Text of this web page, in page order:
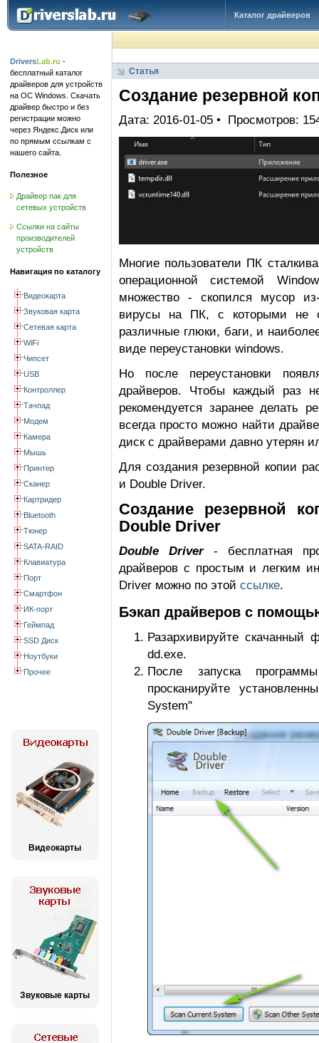
Каталог драйверов
DriversLab.ru -
бесплатный каталог
драйверов для устройств
на ОС Windows. Скачать
драйвер быстро и без
регистрации можно
через Яндекс.Диск или
по прямым ссылкам с
нашего сайта.
Полезное
Драйвер пак для
сетевых устройств
Ссылки на сайты
производителей
устройств
Навигация по каталогу
Видеокарта
Звуковая карта
Сетевая карта
WiFi
Чипсет
USB
Контроллер
Тачпад
Модем
Камера
Мышь
Принтер
Сканер
Картридер
Bluetooth
Тюнер
SATA-RAID
Клавиатура
Порт
Смартфон
ИК-порт
Геймпад
SSD Диск
Ноутбуки
Прочее
Видеокарты
Звуковые карты
Статья
Создание резервной
Дата: 2016-01-05 • Просмотров:
Многие пользователи ПК
операционной системой
множество - скопился мусор
вирусы на ПК, с которыми не
различные глюки, баги, и
виде переустановки windows.
Но после переустановки
драйверов. Чтобы каждый раз
рекомендуется заранее делать
всегда просто можно найти
диск с драйверами давно утерян
Для создания резервной копии
и Double Driver.
Создание резервной
Double Driver
Double Driver- бесплатная
драйверов с простым и легким
Driver можно по этой ссылке.
Бэкап драйверов с
Разархивируйте скачанный
dd.exe.
После запуска
просканируйте
System"